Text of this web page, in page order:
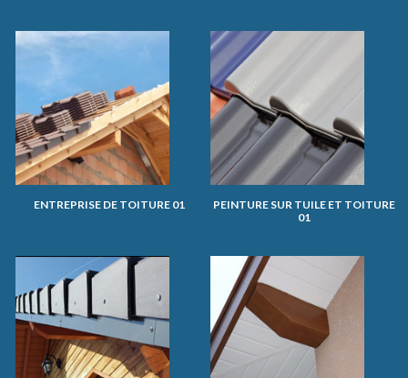
ENTREPRISE DE TOITURE 01
PEINTURE SUR TUILE ET TOITURE
01